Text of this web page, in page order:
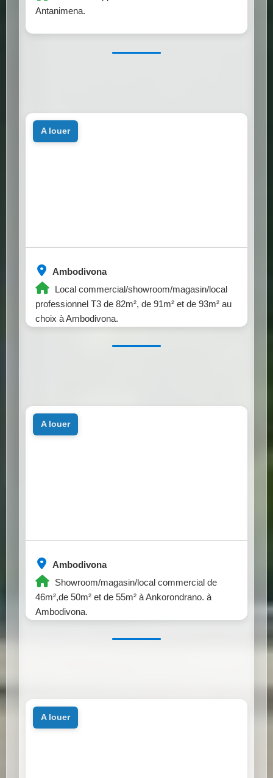
Antanimena.
Ambodivona
Local commercial/showroom/magasin/local
professionnel T3 de 82m², de 91m² et de 93m² au
choix à Ambodivona.
a louer
Ambodivona
Showroom/magasin/local commercial de
46m²,de 50m² et de 55m² à Ankorondrano. à
Ambodivona.
a louer
a louer